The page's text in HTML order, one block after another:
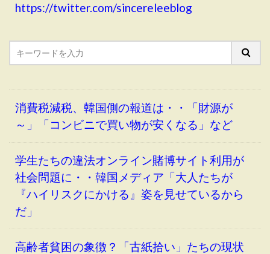
https://twitter.com/sincereleeblog
消費税減税、韓国側の報道は・・「財源が
～」「コンビニで買い物が安くなる」など
学生たちの違法オンライン賭博サイト利用が
社会問題に・・韓国メディア「大人たちが
『ハイリスクにかける』姿を見せているから
だ」
高齢者貧困の象徴？「古紙拾い」たちの現状